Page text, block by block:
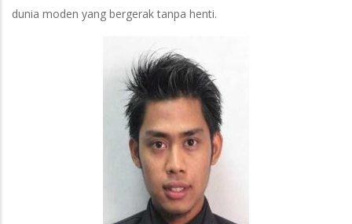
dunia moden yang bergerak tanpa henti.